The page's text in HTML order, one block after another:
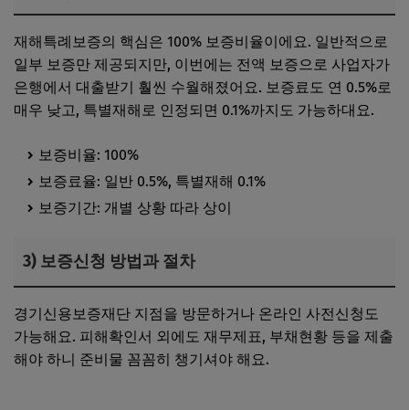
재해특례보증의 핵심은 100% 보증비율이에요. 일반적으로
일부 보증만 제공되지만, 이번에는 전액 보증으로 사업자가
은행에서 대출받기 훨씬 수월해졌어요. 보증료도 연 0.5%로
매우 낮고, 특별재해로 인정되면 0.1%까지도 가능하대요.
보증비율: 100%
보증료율: 일반 0.5%, 특별재해 0.1%
보증기간: 개별 상황 따라 상이
3) 보증신청 방법과 절차
경기신용보증재단 지점을 방문하거나 온라인 사전신청도
가능해요. 피해확인서 외에도 재무제표, 부채현황 등을 제출
해야 하니 준비물 꼼꼼히 챙기셔야 해요.